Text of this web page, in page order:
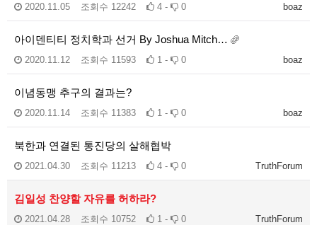
boaz
2020.11.05 조회수 12242 4 - 0
아이덴티티 정치학과 선거 By Joshua Mitch…
boaz
2020.11.12 조회수 11593 1 - 0
이념동맹 추구의 결과는?
boaz
2020.11.14 조회수 11383 1 - 0
북한과 연결된 통진당의 살해협박
TruthForum
2021.04.30 조회수 11213 4 - 0
김일성 찬양할 자유를 허하라?
TruthForum
2021.04.28 조회수 10752 1 - 0